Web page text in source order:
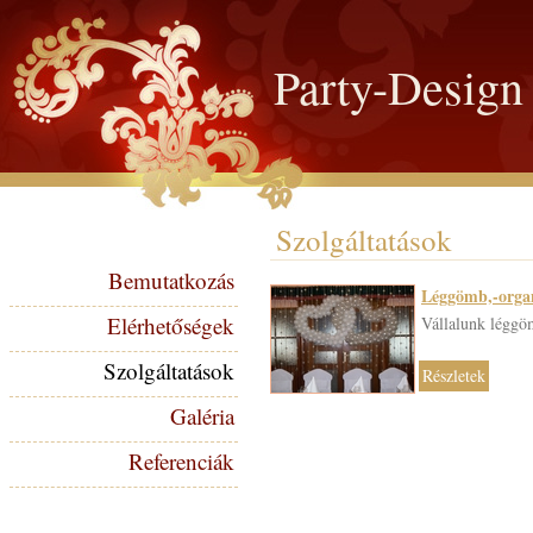
Party-Design
Bemutatkozás
Elérhetőségek
Szolgáltatások
Galéria
Referenciák
Szolgáltatások
Léggömb,-
Vállalunk
Részletek